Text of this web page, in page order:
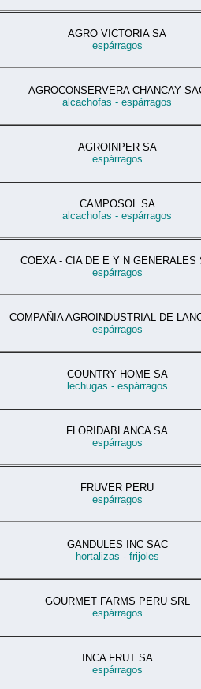
AGRO VICTORIA SA
espárragos
AGROCONSERVERA CHANCAY
alcachofas - espárragos
AGROINPER SA
espárragos
CAMPOSOL SA
alcachofas - espárragos
COEXA - CIA DE E Y N GENERALES
espárragos
COMPAÑIA AGROINDUSTRIAL DE
espárragos
COUNTRY HOME SA
lechugas - espárragos
FLORIDABLANCA SA
espárragos
FRUVER PERU
espárragos
GANDULES INC SAC
hortalizas - frijoles
GOURMET FARMS PERU SRL
espárragos
INCA FRUT SA
espárragos